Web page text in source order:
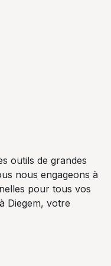
outils de grandes
nous engageons à
pour tous vos
Diegem, votre